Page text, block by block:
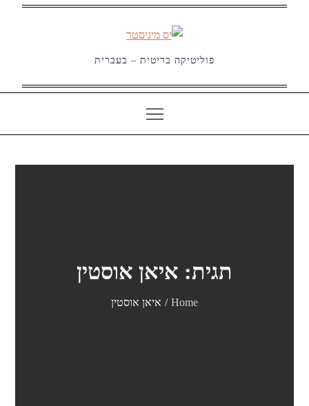
פוליטיקה בריטית – בעברית
תגית: איאן אוסטין
Home איאן אוסטין